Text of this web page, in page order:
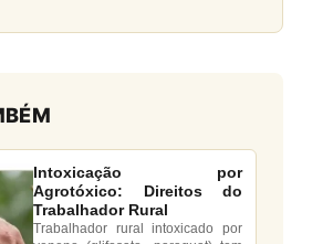
Intoxicação por
Agrotóxico: Direitos do
Trabalhador Rural
Trabalhador rural intoxicado por